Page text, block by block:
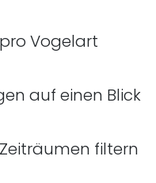
Vogelart
auf einen Blick
filtern